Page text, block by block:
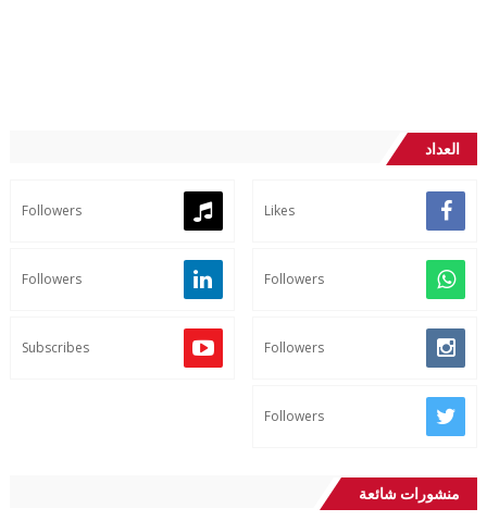
العداد
Likes
Followers
Followers
Followers
Followers
Subscribes
Followers
منشورات شائعة